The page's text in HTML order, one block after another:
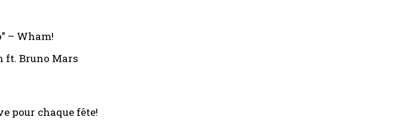
– Wham!
ft. Bruno Mars
pour chaque fête!